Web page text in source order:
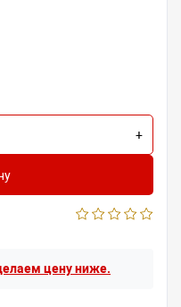
+
цену ниже.